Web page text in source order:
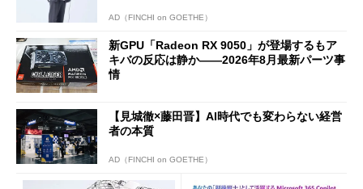
AD（FINCHI on GOETHE）
新GPU「Radeon RX 9050」が登場するもア
キバの反応は静か――2026年8月最新パーツ事
情
【見城徹×藤田晋】AI時代でも変わらない経営
者の本質
AD（FINCHI on GOETHE）